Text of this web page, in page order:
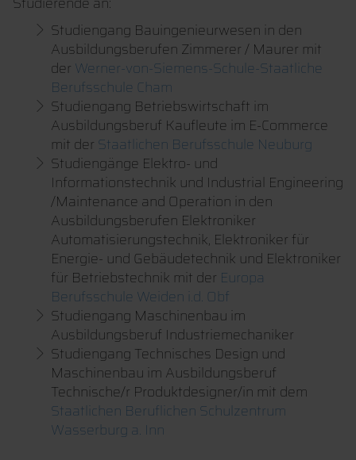
Studiengang Bauingenieurwesen in den
Ausbildungsberufen Zimmerer / Maurer mit
der Werner-von-Siemens-Schule-Staatliche
Berufsschule Cham
Studiengang Betriebswirtschaft im
Ausbildungsberuf Kaufleute im E-Commerce
mit der Staatlichen Berufsschule Neuburg
Studiengänge Elektro- und
Informationstechnik und Industrial Engineering
/Maintenance and Operation in den
Ausbildungsberufen Elektroniker
Automatisierungstechnik, Elektroniker für
Energie- und Gebäudetechnik und Elektroniker
für Betriebstechnik mit der Europa
Berufsschule Weiden i.d. Obf
Studiengang Maschinenbau im
Ausbildungsberuf Industriemechaniker
Studiengang Technisches Design und
Maschinenbau im Ausbildungsberuf
Technische/r Produktdesigner/in mit dem
Staatlichen Beruflichen Schulzentrum
Wasserburg a. Inn